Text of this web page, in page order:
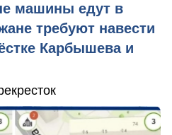
машины едут в
требуют навести
Карбышева и